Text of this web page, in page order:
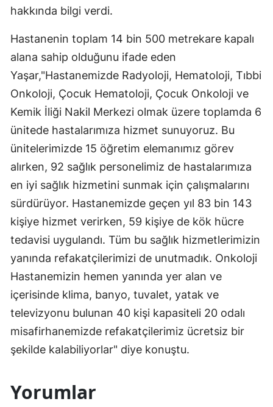
hakkında bilgi verdi.
Hastanenin toplam 14 bin 500 metrekare kapalı
alana sahip olduğunu ifade eden
Yaşar,"Hastanemizde Radyoloji, Hematoloji, Tıbbi
Onkoloji, Çocuk Hematoloji, Çocuk Onkoloji ve
Kemik İliği Nakil Merkezi olmak üzere toplamda 6
ünitede hastalarımıza hizmet sunuyoruz. Bu
ünitelerimizde 15 öğretim elemanımız görev
alırken, 92 sağlık personelimiz de hastalarımıza
en iyi sağlık hizmetini sunmak için çalışmalarını
sürdürüyor. Hastanemizde geçen yıl 83 bin 143
kişiye hizmet verirken, 59 kişiye de kök hücre
tedavisi uygulandı. Tüm bu sağlık hizmetlerimizin
yanında refakatçilerimizi de unutmadık. Onkoloji
Hastanemizin hemen yanında yer alan ve
içerisinde klima, banyo, tuvalet, yatak ve
televizyonu bulunan 40 kişi kapasiteli 20 odalı
misafirhanemizde refakatçilerimiz ücretsiz bir
şekilde kalabiliyorlar" diye konuştu.
Yorumlar